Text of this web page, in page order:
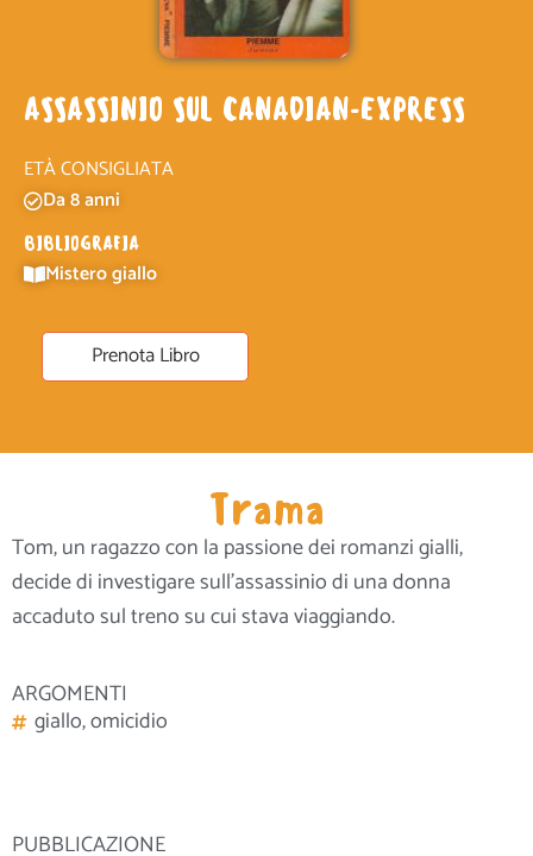
ASSASSINIO SUL CANADIAN-EXPRESS
ETÀ CONSIGLIATA
Da 8 anni
BIBLIOGRAFIA
Mistero giallo
Prenota Libro
PUBBLICAZIONE
Trama
Tom, un ragazzo con la passione dei romanzi gialli,
decide di investigare sull’assassinio di una donna
accaduto sul treno su cui stava viaggiando.
ARGOMENTI
giallo,omicidio